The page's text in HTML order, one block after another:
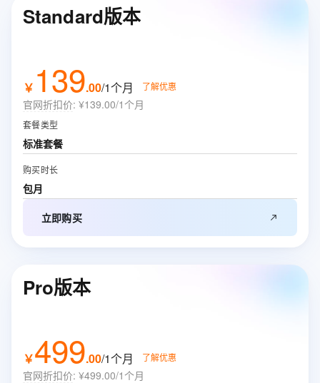
Standard版本
￥ 139.00/1个月 了解优惠
官网折扣价: ¥139.00/1个月
套餐类型
标准套餐
购买时长
包月
立即购买
Pro版本
￥499.00/1个月 了解优惠
官网折扣价: ¥499.00/1个月